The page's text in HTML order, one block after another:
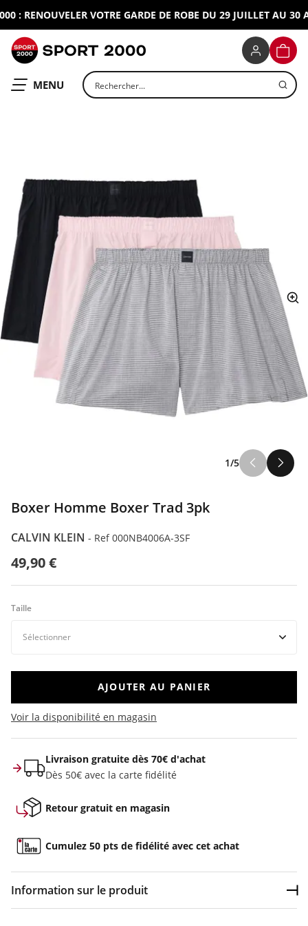
: RENOUVELER VOTRE GARDE DE ROBE DU 29 JUILLET AU 30
OUVRIR LE
MENU Rechercher un produit
1/5
Boxer Homme Boxer Trad 3pk
CALVIN KLEIN - Ref 000NB4006A-3SF
49,90 €
Taille
AJOUTER AU PANIER
Voir la disponibilité en magasin
Livraison gratuite dès 70€ d'achat
Dès 50€ avec la carte fidélité
Retour gratuit en magasin
Cumulez 50 pts de fidélité avec cet achat
Information sur le produit